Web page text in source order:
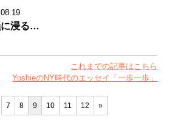
浸る…
これまでの記事はこちら
YoshieのNY時代のエッセイ「一歩一歩」
7 8 9 10 11 12 »